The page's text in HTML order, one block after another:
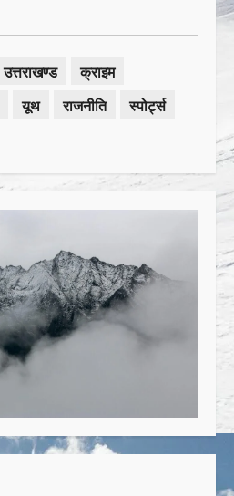
उत्तराखण्ड
क्राइम
यूथ राजनीति
स्पोर्ट्स